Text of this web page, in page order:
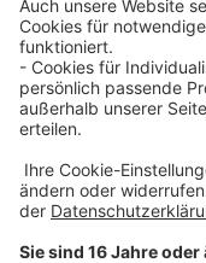
Über uns